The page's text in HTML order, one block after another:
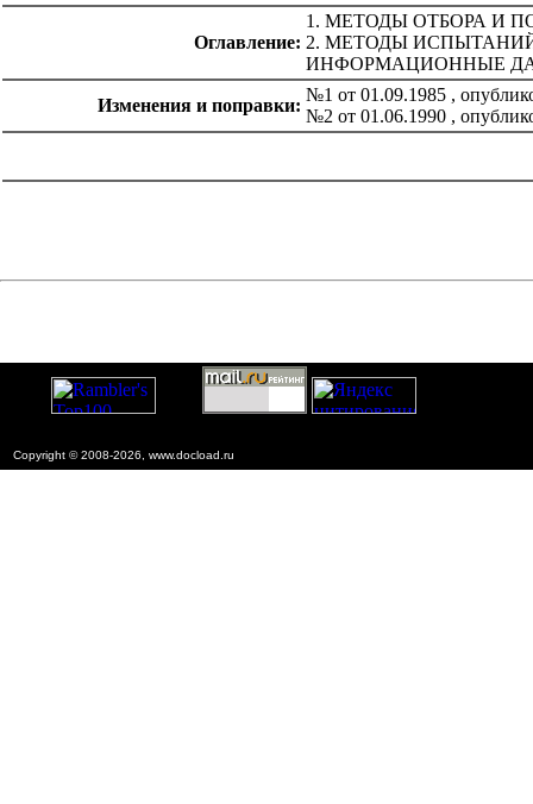
Оглавление:
1. МЕТОДЫ ОТБОРА И
2. МЕТОДЫ
ИНФОРМАЦИОННЫЕ
Изменения и поправки:
№1 от 01.09.1985 ,
№2 от 01.06.1990 ,
Copyright © 2008-2026, www.docload.ru